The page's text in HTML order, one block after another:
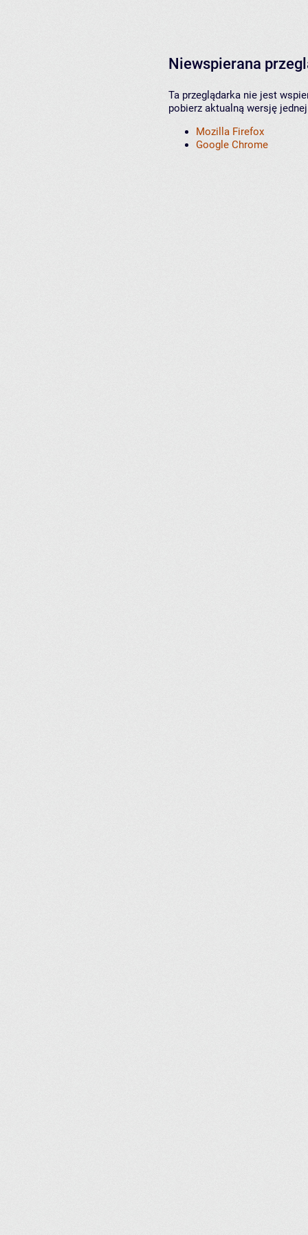
Niewspierana
Ta przeglądarka nie jest
pobierz aktualną wersję
Mozilla Firefox
Google Chrome